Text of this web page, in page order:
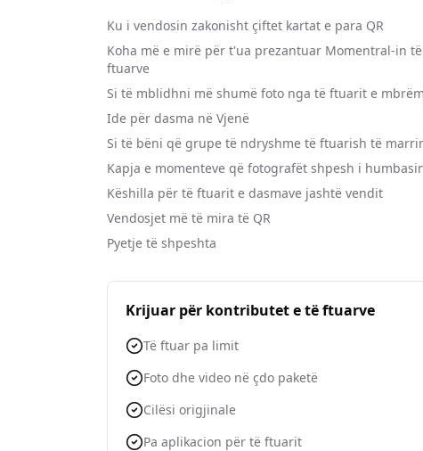
Ku i vendosin zakonisht çiftet kartat e para QR
Koha më e mirë për t'ua prezantuar Momentral-in të
ftuarve
Si të mblidhni më shumë foto nga të ftuarit e
Ide për dasma në Vjenë
Si të bëni që grupe të ndryshme të ftuarish të
Kapja e momenteve që fotografët shpesh i
Këshilla për të ftuarit e dasmave jashtë vendit
Vendosjet më të mira të QR
Pyetje të shpeshta
Krijuar për kontributet e të ftuarve
Të ftuar pa limit
Foto dhe video në çdo paketë
Cilësi origjinale
Pa aplikacion për të ftuarit